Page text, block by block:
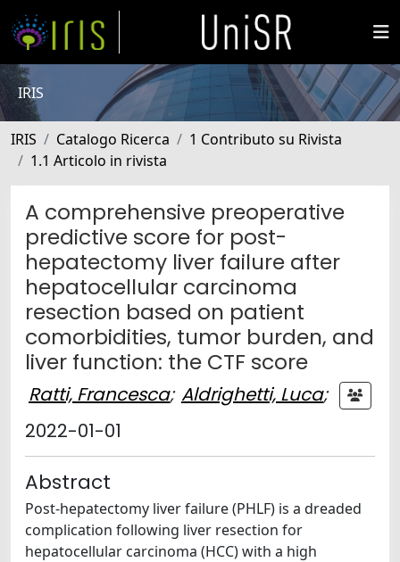
IRIS
IRIS Catalogo Ricerca
1 Contributo su Rivista
1.1 Articolo in rivista
A comprehensive preoperative
predictive score for post-
hepatectomy liver failure after
hepatocellular carcinoma
resection based on patient
comorbidities, tumor burden, and
liver function: the CTF score
Ratti, Francesca; Aldrighetti, Luca;
2022-01-01
Abstract
Post-hepatectomy liver failure (PHLF) is a dreaded
complication following liver resection for
hepatocellular carcinoma (HCC) with a high